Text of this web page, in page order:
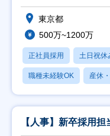
東京都
500万~1200万
正社員採用 土日祝休
職種未経験OK 産休
【人事】新卒採用担